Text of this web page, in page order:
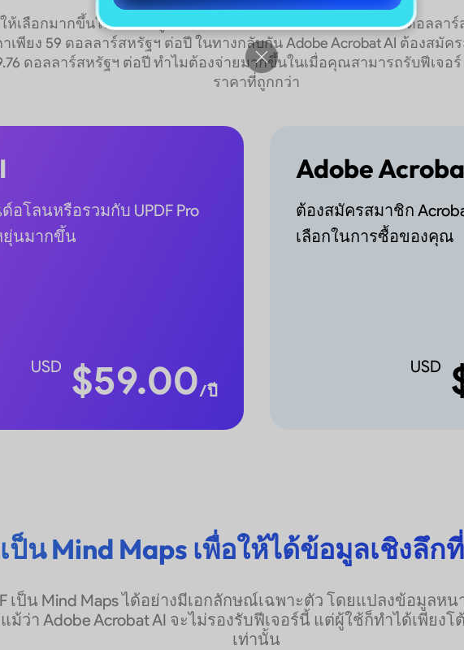
ให้เลือกมากขึ้นในราคาที่ถูกกว่า ซื้อแบบสแตนด์อโลนในราคา 69 ดอลลา
าเพียง 59 ดอลลาร์สหรัฐฯ ต่อปี ในทางกลับกัน Adobe Acrobat AI ต้องสมัค
ดอลลาร์สหรัฐฯ ต่อปี ทำไมต้องจ่ายมากขึ้นในเมื่อคุณสามารถรับฟีเจอ
ราคาที่ถูกกว่า
โลนหรือรวมกับ UPDF Pro
ยุ่นมากขึ้น
USD $59.00/ปี
Adobe
ต้องสมัครสมาชิก
เลือกในการซื้อของคุณ
USD
เป็น Mind Maps เพื่อให้ได้ข้อมูลเชิงลึ
เป็น Mind Maps ได้อย่างมีเอกลักษณ์เฉพาะตัว โดยแปลงข้อมูล
ม้ว่า Adobe Acrobat AI จะไม่รองรับฟีเจอร์นี้ แต่ผู้ใช้ก็ทำได้เพีย
เท่านั้น